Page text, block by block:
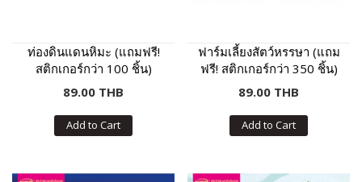
ท่องดินแดนหิมะ (แถมฟรี!
สติกเกอร์กว่า 100 ชิ้น)
89.00 THB
Add to Cart
ฟาร์มเลี้ยงสัตว์หรรษา (แถม
ฟรี! สติกเกอร์กว่า 350 ชิ้น)
89.00 THB
Add to Cart